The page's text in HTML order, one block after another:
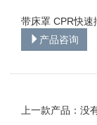
带床罩 CPR快速
产品咨询
上一款产品：没